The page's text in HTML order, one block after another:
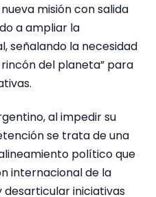
misión con salida
a ampliar la
señalando la necesidad
del planeta” para
al impedir su
se trata de una
político que
internacional de la
desarticular iniciativas